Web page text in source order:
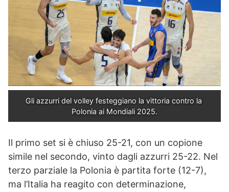
Gli azzurri del volley festeggiano la vittoria contro la
Polonia ai Mondiali 2025.
Il primo set si è chiuso 25-21, con un copione
simile nel secondo, vinto dagli azzurri 25-22. Nel
terzo parziale la Polonia è partita forte (12-7),
ma l’Italia ha reagito con determinazione,